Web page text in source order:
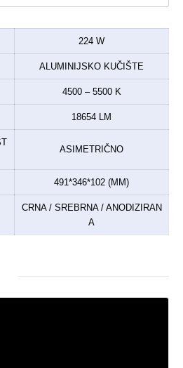
224 W
ALUMINIJSKO KUČIŠTE
4500 – 5500 K
18654 LM
ASIMETRIČNO
491*346*102 (MM)
CRNA / SREBRNA / ANODIZIRAN
A